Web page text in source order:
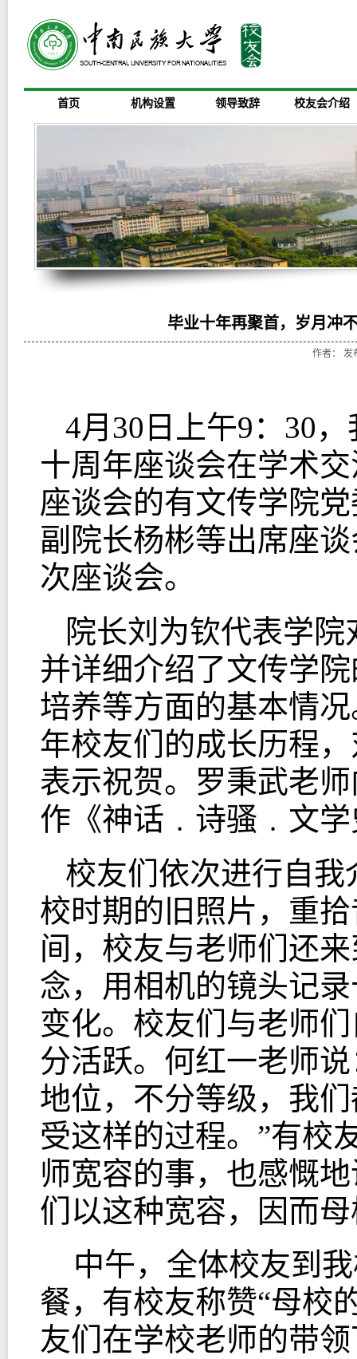
首页 机构设置 领导致辞 校友会介绍
毕业十年再聚首，岁月冲
作者： 发
4月 30 日上午9： 30
十周年座谈会在学术
座谈会的有文传学院
副院长杨彬等出席座
次座谈会。
院长刘为钦代表学
并详细介绍了文传学
培养等方面的基本情
年校友们的成长历程
表示祝贺。罗秉武老
作《神话﹒诗骚﹒文
校友们依次进行自
校时期的旧照片，重
间，校友与老师们还
念，用相机的镜头记
变化。校友们与老师
分活跃。何红一老师
地位，不分等级，我
受这样的过程。”有校
师宽容的事，也感慨
们以这种宽容，因而
中午，全体校友到
餐，有校友称赞“母校
友们在学校老师的带